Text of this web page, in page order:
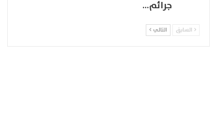
جرائم…
السابق التالي